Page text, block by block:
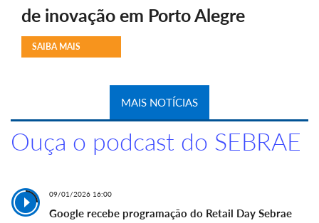
de inovação em Porto Alegre
SAIBA MAIS
MAIS NOTÍCIAS
Ouça o podcast do SEBRAE
09/01/2026 16:00
Google recebe programação do Retail Day Sebrae